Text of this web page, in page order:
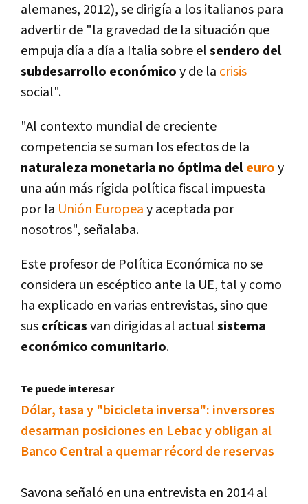
alemanes, 2012), se dirigí­a a los italianos para
advertir de "la gravedad de la situación que
empuja dí­a a dí­a a Italia sobre elsendero del
subdesarrollo económicoy de la crisis
social".
"Al contexto mundial de creciente
competencia se suman los efectos de la
naturaleza monetaria no óptima deleuroy
una aún más rí­gida polí­tica fiscal impuesta
por la Unión Europeay aceptada por
nosotros", señalaba.
Este profesor de Polí­tica Económica no se
considera un escéptico ante la UE, tal y como
ha explicado en varias entrevistas, sino que
suscrí­ticasvan dirigidas al actualsistema
económico comunitario.
Te puede interesar
Dólar, tasa y "bicicleta inversa": inversores
desarman posiciones en Lebac y obligan al
Banco Central a quemar récord de reservas
Savona señaló en una entrevista en 2014 al